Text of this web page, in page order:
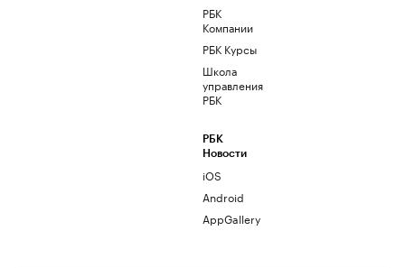
РБК
Компании
РБК Курсы
Школа
управления
РБК
РБК
Новости
iOS
Android
AppGallery